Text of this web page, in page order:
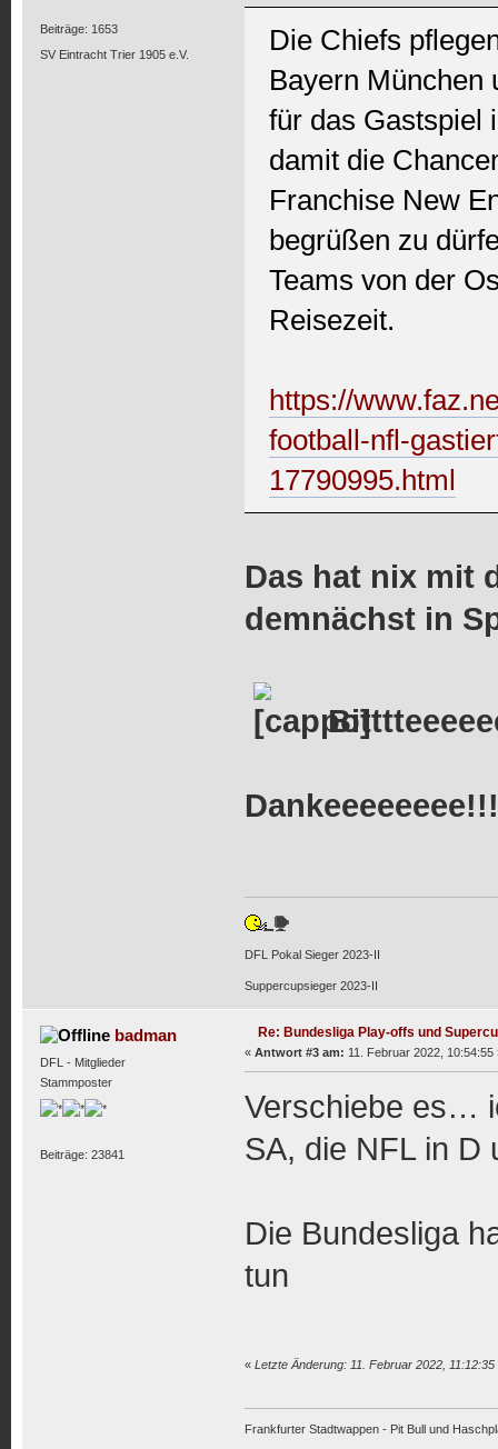
Beiträge: 1653
SV Eintracht Trier 1905 e.V.
Die Chiefs
Bayern München
für das Gastspiel
damit die
Franchise New
begrüßen zu
Teams von der
Reisezeit.
https://
football-nfl-
17790995.html
Das hat nix mit
demnächst in
Dankeeeeeeee!!!
DFL Pokal Sieger 2023-II
Suppercupsieger 2023-II
badman
DFL - Mitglieder
Stammposter
Beiträge: 23841
Re: Bundesliga Play-offs und
« Antwort #3 am: 11. Februar 2022, 10:54:55
Verschiebe es…
SA, die NFL in
Die Bundesliga
tun
« Letzte Änderung: 11. Februar 2022,
Frankfurter Stadtwappen - Pit Bull und